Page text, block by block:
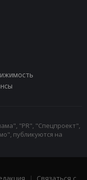
"PR", "Спецпроект",
публикуются на
| Связаться с